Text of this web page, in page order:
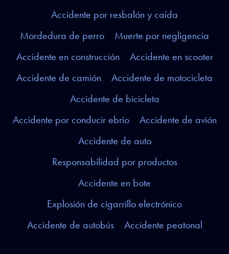
Accidente por resbalón y caída
Mordedura de perro
Muerte por negligencia
Accidente en construcción
Accidente en scooter
Accidente de camión
Accidente de motocicleta
Accidente de bicicleta
Accidente por conducir ebrio
Accidente de avión
Accidente de auto
Responsabilidad por productos
Accidente en bote
Explosión de cigarrillo electrónico
Accidente de autobús
Accidente peatonal